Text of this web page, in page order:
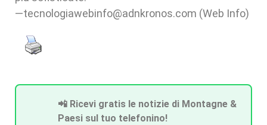
—tecnologiawebinfo@adnkronos.com (Web Info)
📲 Ricevi gratis le notizie di Montagne &
Paesi sul tuo telefonino!